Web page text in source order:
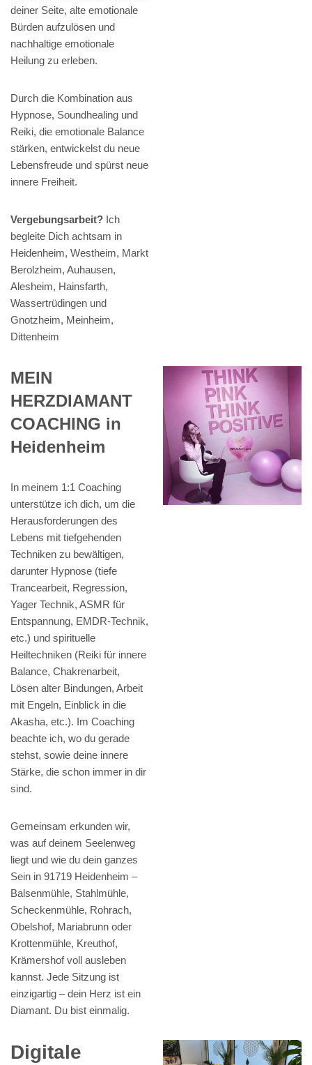
deiner Seite, alte emotionale
Bürden aufzulösen und
nachhaltige emotionale
Heilung zu erleben.
Durch die Kombination aus
Hypnose, Soundhealing und
Reiki, die emotionale Balance
stärken, entwickelst du neue
Lebensfreude und spürst neue
innere Freiheit.
Vergebungsarbeit? Ich
begleite Dich achtsam in
Heidenheim, Westheim, Markt
Berolzheim, Auhausen,
Alesheim, Hainsfarth,
Wassertrüdingen und
Gnotzheim, Meinheim,
Dittenheim
MEIN
HERZDIAMANT
COACHING in
Heidenheim
In meinem 1:1 Coaching
unterstütze ich dich, um die
Herausforderungen des
Lebens mit tiefgehenden
Techniken zu bewältigen,
darunter Hypnose (tiefe
Trancearbeit, Regression,
Yager Technik, ASMR für
Entspannung, EMDR-Technik,
etc.) und spirituelle
Heiltechniken (Reiki für innere
Balance, Chakrenarbeit,
Lösen alter Bindungen, Arbeit
mit Engeln, Einblick in die
Akasha, etc.). Im Coaching
beachte ich, wo du gerade
stehst, sowie deine innere
Stärke, die schon immer in dir
sind.
Gemeinsam erkunden wir,
was auf deinem Seelenweg
liegt und wie du dein ganzes
Sein in 91719 Heidenheim –
Balsenmühle, Stahlmühle,
Scheckenmühle, Rohrach,
Obelshof, Mariabrunn oder
Krottenmühle, Kreuthof,
Krämershof voll ausleben
kannst. Jede Sitzung ist
einzigartig – dein Herz ist ein
Diamant. Du bist einmalig.
Digitale